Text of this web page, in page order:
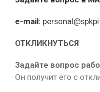
e-mail:
ОТКЛИКНУТЬСЯ
Задайте вопрос
Он получит его с